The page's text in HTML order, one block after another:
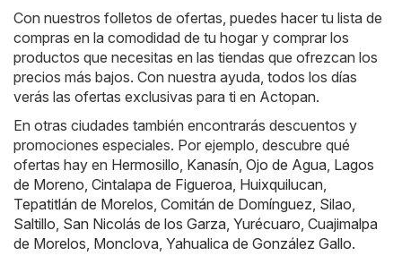
Con nuestros folletos de ofertas, puedes hacer tu lista de
compras en la comodidad de tu hogar y comprar los
productos que necesitas en las tiendas que ofrezcan los
precios más bajos. Con nuestra ayuda, todos los días
verás las ofertas exclusivas para ti en Actopan.
En otras ciudades también encontrarás descuentos y
promociones especiales. Por ejemplo, descubre qué
ofertas hay en Hermosillo, Kanasín, Ojo de Agua, Lagos
de Moreno, Cintalapa de Figueroa, Huixquilucan,
Tepatitlán de Morelos, Comitán de Domínguez, Silao,
Saltillo, San Nicolás de los Garza, Yurécuaro, Cuajimalpa
de Morelos, Monclova, Yahualica de González Gallo.